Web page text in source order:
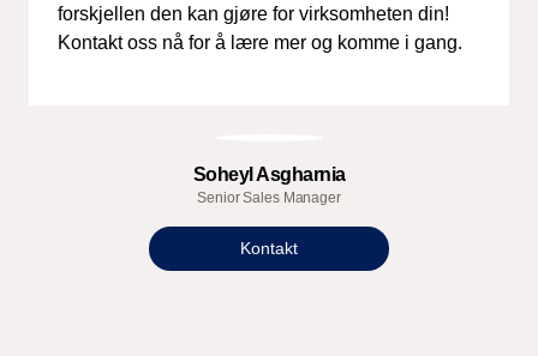
forskjellen den kan gjøre for virksomheten din!
Kontakt oss nå for å lære mer og komme i gang.
Soheyl Asgharnia
Senior Sales Manager
Kontakt